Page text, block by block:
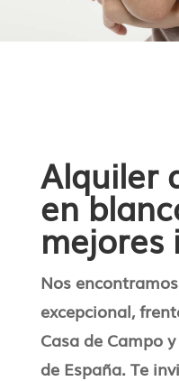
Alquiler
en
mejores
Nos
excepcional,
Casa de Campo
de España. Te